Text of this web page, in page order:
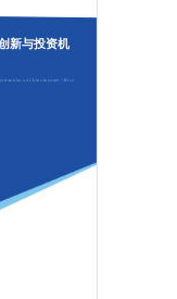
新与投资机
on China Internet + Rice